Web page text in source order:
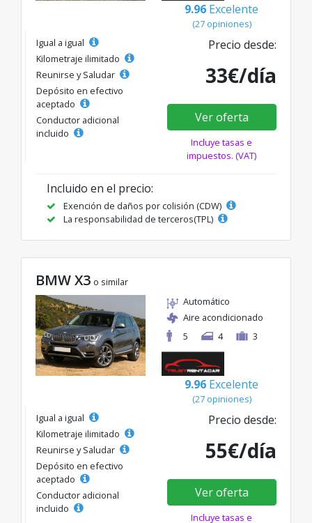
9.96 Excelente
(27 opiniones)
Igual a igual
Kilometraje ilimitado
Reunirse y Saludar
Depósito en efectivo
aceptado
Conductor adicional
incluido
Precio desde:
33€/día
Ver oferta
Incluye tasas e
impuestos. (VAT)
Incluido en el precio:
Exención de daños por colisión (CDW)
La responsabilidad de terceros(TPL)
BMW X3 o similar
Automático
Aire acondicionado
5
4 3
9.96 Excelente
(27 opiniones)
Igual a igual
Kilometraje ilimitado
Reunirse y Saludar
Depósito en efectivo
aceptado
Conductor adicional
incluido
Precio desde:
55€/día
Ver oferta
Incluye tasas e